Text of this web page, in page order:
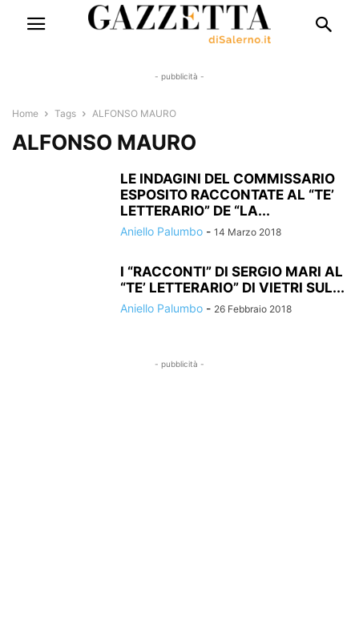
- pubblicità -
Home Tags ALFONSO MAURO
ALFONSO MAURO
LE INDAGINI DEL COMMISSARIO
ESPOSITO RACCONTATE AL “TE’
LETTERARIO” DE “LA...
Aniello Palumbo - 14 Marzo 2018
I “RACCONTI” DI SERGIO MARI AL
“TE’ LETTERARIO” DI VIETRI SUL...
Aniello Palumbo - 26 Febbraio 2018
- pubblicità -